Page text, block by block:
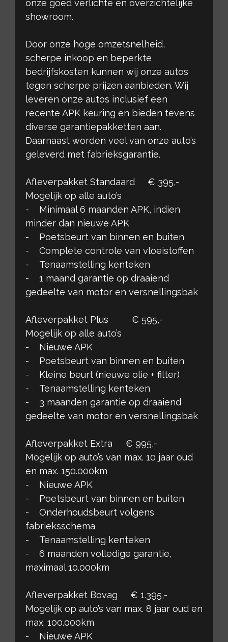
onze goed verlichte en overzichtelijke
showroom.
Door onze hoge omzetsnelheid,
scherpe inkoop en beperkte
bedrijfskosten kunnen wij onze autos
tegen scherpe prijzen aanbieden. Wij
leveren onze autos inclusief een
recente APK keuring en bieden tevens
diverse garantiepakketten aan.
Daarnaast worden veel van onze auto’s
geleverd met fabrieksgarantie.
Afleverpakket Standaard € 395,-
Mogelijk op alle auto’s
- Minimaal 6 maanden APK, indien
minder dan nieuwe APK
- Poetsbeurt van binnen en buiten
- Complete controle van vloeistoffen
- Tenaamstelling kenteken
- 1 maand garantie op draaiend
gedeelte van motor en versnellingsbak
Afleverpakket Plus € 595,-
Mogelijk op alle auto’s
- Nieuwe APK
- Poetsbeurt van binnen en buiten
- Kleine beurt (nieuwe olie + filter)
- Tenaamstelling kenteken
- 3 maanden garantie op draaiend
gedeelte van motor en versnellingsbak
Afleverpakket Extra € 995,-
Mogelijk op auto’s van max. 10 jaar oud
en max. 150.000km
- Nieuwe APK
- Poetsbeurt van binnen en buiten
- Onderhoudsbeurt volgens
fabrieksschema
- Tenaamstelling kenteken
- 6 maanden volledige garantie,
maximaal 10.000km
Afleverpakket Bovag € 1.395,-
Mogelijk op auto’s van max. 8 jaar oud en
max. 100.000km
- Nieuwe APK